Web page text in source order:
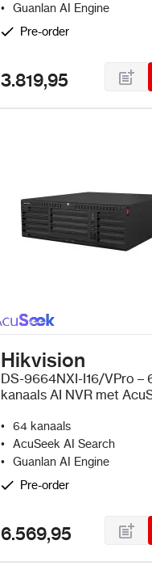
Guanlan AI Engine
Pre-order
3.819,95
Hikvision
DS-9664NXI-I16/VPro –
kanaals AI NVR met
64 kanaals
AcuSeek AI Search
Guanlan AI Engine
Pre-order
6.569,95